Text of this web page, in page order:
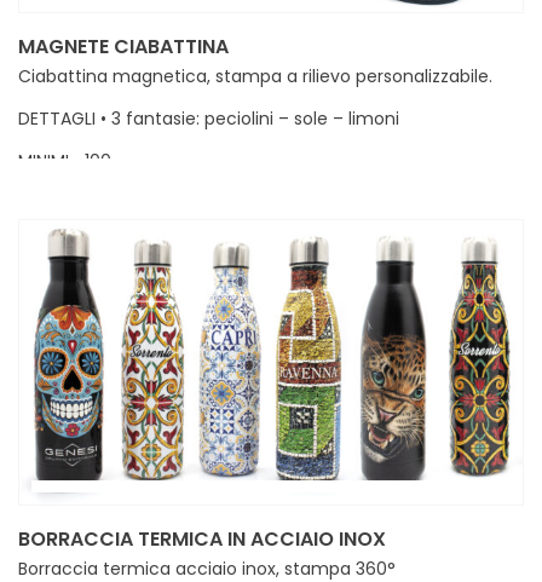
MAGNETE CIABATTINA
Ciabattina magnetica, stampa a rilievo personalizzabile.
DETTAGLI • 3 fantasie: peciolini – sole – limoni
MINIMI • 100
BORRACCIA TERMICA IN ACCIAIO INOX
Borraccia termica acciaio inox, stampa 360°